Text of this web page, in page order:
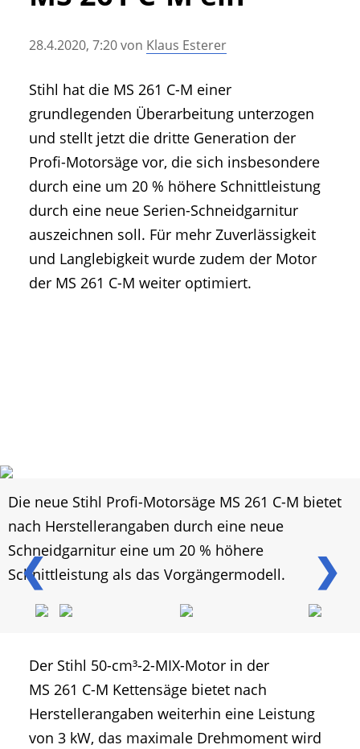
• Messen und Veranstaltungen
• Agritechnica Neuheiten Archiv
• Artikel nach Hersteller/Marke
28.4.2020, 7:20von Klaus Esterer
Stihl hat die MS 261 C-M einer
grundlegenden Überarbeitung unterzogen
und stellt jetzt die dritte Generation der
Profi-Motorsäge vor, die sich insbesondere
durch eine um 20 % höhere Schnittleistung
durch eine neue Serien-Schneidgarnitur
auszeichnen soll. Für mehr Zuverlässigkeit
und Langlebigkeit wurde zudem der Motor
der MS 261 C-M weiter optimiert.
❮ ❯
Die neue Stihl Profi-Motorsäge MS 261 C-M bietet
nach Herstellerangaben durch eine neue
Schneidgarnitur eine um 20 % höhere
Schnittleistung als das Vorgängermodell.
Der Stihl 50-cm³-2-MIX-Motor in der
MS 261 C-M Kettensäge bietet nach
Herstellerangaben weiterhin eine Leistung
von 3 kW, das maximale Drehmoment wird